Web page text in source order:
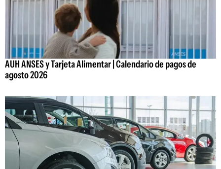
AUH ANSES y Tarjeta Alimentar | Calendario de pagos de
agosto 2026